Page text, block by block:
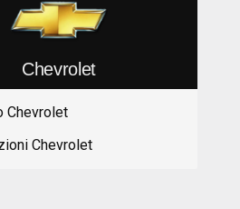
Chevrolet
Chevrolet
Chevrolet